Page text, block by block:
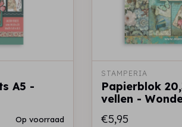
A5 -
Op voorraad
STAMPERIA
Papierblok
vellen -
€5,95